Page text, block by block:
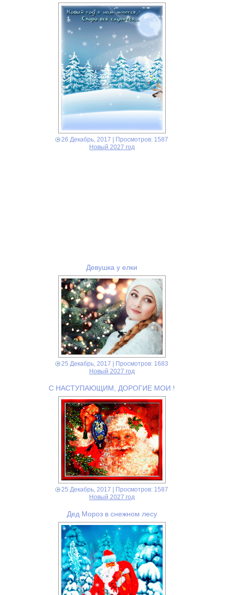
26 Декабрь, 2017 | Просмотров: 1587
Новый 2027 год
Девушка у елки
25 Декабрь, 2017 | Просмотров: 1683
Новый 2027 год
С НАСТУПАЮЩИМ, ДОРОГИЕ МОИ !
25 Декабрь, 2017 | Просмотров: 1587
Новый 2027 год
Дед Мороз в снежном лесу